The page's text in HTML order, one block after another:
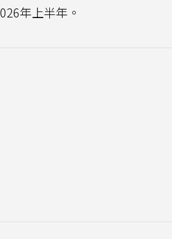
年上半年。